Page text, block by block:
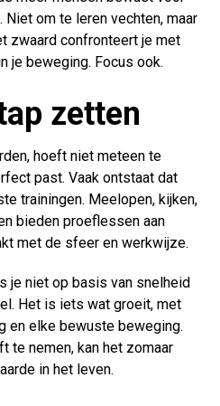
om te leren vechten, maar
zwaard confronteert je met
je beweging. Focus ook.
zetten
hoeft niet meteen te
past. Vaak ontstaat dat
trainingen. Meelopen, kijken,
bieden proeflessen aan
met de sfeer en werkwijze.
je niet op basis van snelheid
Het is iets wat groeit, met
en elke bewuste beweging.
te nemen, kan het zomaar
in het leven.